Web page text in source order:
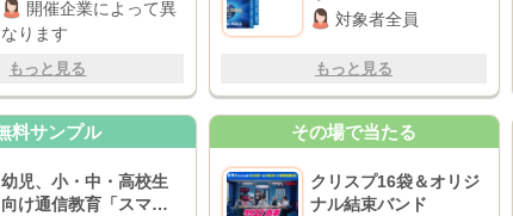
待券開催企業によって異
なります
もっと見る
対象者全員
もっと見る
料サンプル
幼児、小・中・高校生
向け通信教育「スマイ
その場で当たる
クリスプ16袋＆オリジ
ナル結束バンド